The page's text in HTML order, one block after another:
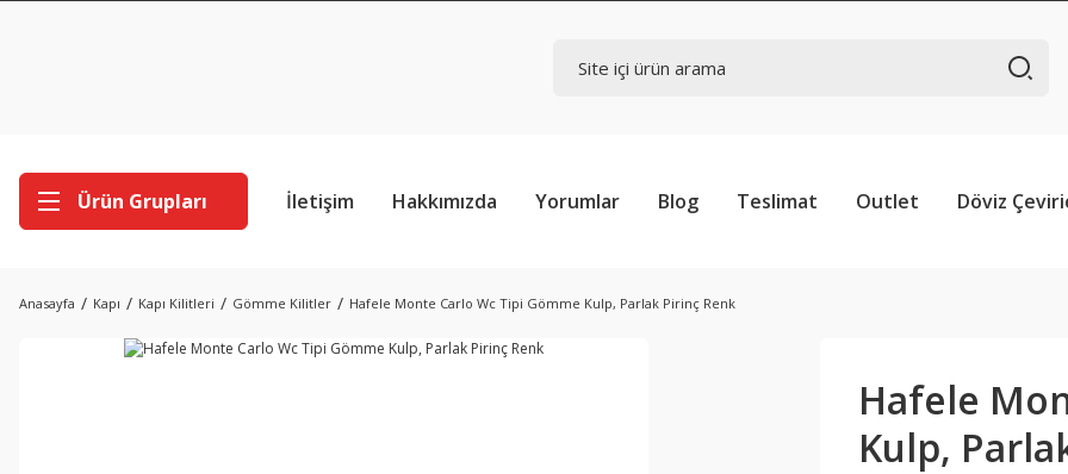
Ürün Grupları İletişim Hakkımızda Yorumlar Blog Teslimat Outlet Döviz
Anasayfa Kapı Kapı Kilitleri Gömme Kilitler Hafele Monte Carlo Wc Tipi Gömme Kulp, Parlak Pirinç Renk
Hafele
Kulp,